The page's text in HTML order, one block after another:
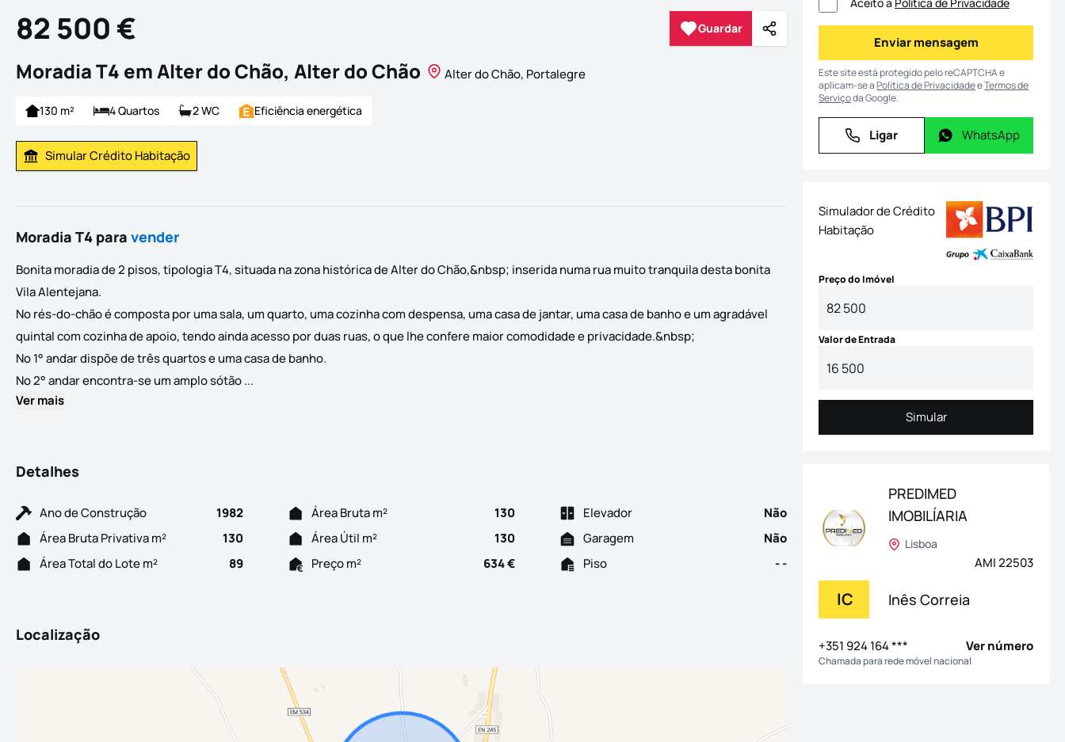
82 500 € Guardar
Guardar Partilhar
Moradia T4 em Alter do Chão, Alter do Chão Alter do Chão, Portalegre
130 m² 4 Quartos 2 WC Eficiência energética
Simular Prestação
Simular Crédito Habitação
Moradia T4 para vender
Bonita moradia de 2 pisos, tipologia T4, situada na zona histórica de Alter do Chão,&nbsp; inserida numa rua muito tranquila desta bonita
Vila Alentejana.
No rés-do-chão é composta por uma sala, um quarto, uma cozinha com despensa, uma casa de jantar, uma casa de banho e um agradável
quintal com cozinha de apoio, tendo ainda acesso por duas ruas, o que lhe confere maior comodidade e privacidade.&nbsp;
No 1° andar dispõe de três quartos e uma casa de banho.
No 2° andar encontra-se um amplo sótão ...
Ver mais
Detalhes
Ano de Construção 1982 Área Bruta m² 130 Elevador
Não
Área Bruta Privativa m²
130 Área Útil m² 130 Garagem
Não
Área Total do Lote m²
89 Preço m² 634 € Piso - -
Localização
Enviar mensagem
Enviar mensagem
Este site está protegido pelo reCAPTCHA e
aplicam-se aPolítica de PrivacidadeeTermos de
Serviçoda Google.
Ligar
Ligar WhatsApp
WhatsApp
Simulador de Crédito
Habitação
Preço do Imóvel
Valor de Entrada
Simular
Simular
PREDIMED
IMOBILÍARIA
Lisboa
AMI 22503
IC Inês Correia
+351 924 164 *** Ver número
Chamada para rede móvel nacional